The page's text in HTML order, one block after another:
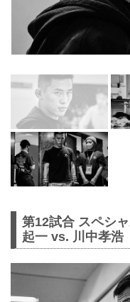
第12試合 スペシ
起一 vs. 川中孝浩